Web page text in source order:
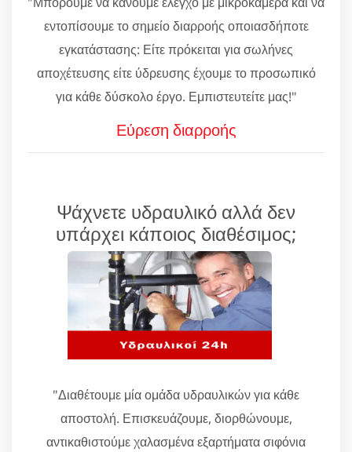
εντοπίσουμε το σημείο διαρροής οποιασδήποτε
εγκατάστασης: Είτε πρόκειται για σωλήνες
αποχέτευσης είτε ύδρευσης έχουμε το προσωπικό
για κάθε δύσκολο έργο. Εμπιστευτείτε μας!"
Εύρεση διαρροής
Ψάχνετε υδραυλικό αλλά δεν
υπάρχει κάποιος διαθέσιμος;
"Διαθέτουμε μία ομάδα υδραυλικών για κάθε
αποστολή. Επισκευάζουμε, διορθώνουμε,
αντικαθιστούμε χαλασμένα εξαρτήματα σιφόνια